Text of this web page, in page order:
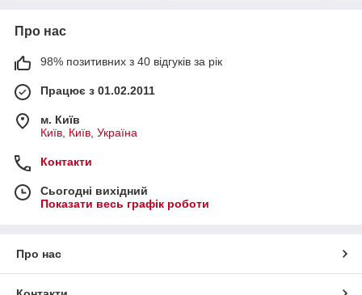
Про нас
98% позитивних з 40 відгуків за рік
Працює з 01.02.2011
м. Київ
Київ, Київ, Україна
Контакти
Сьогодні вихідний
Показати весь графік роботи
Про нас